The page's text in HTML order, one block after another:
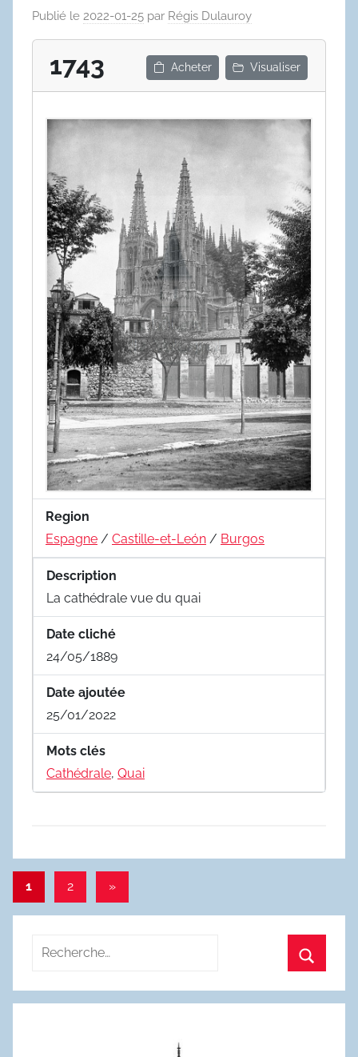
Publié le 2022-01-25 par Régis Dulauroy
1743 Acheter Visualiser
Region
Espagne / Castille-et-León / Burgos
Description
La cathédrale vue du quai
Date cliché
24/05/1889
Date ajoutée
25/01/2022
Mots clés
Cathédrale, Quai
Pagination
des
publications
1 2
Articles
»
Recherche
: